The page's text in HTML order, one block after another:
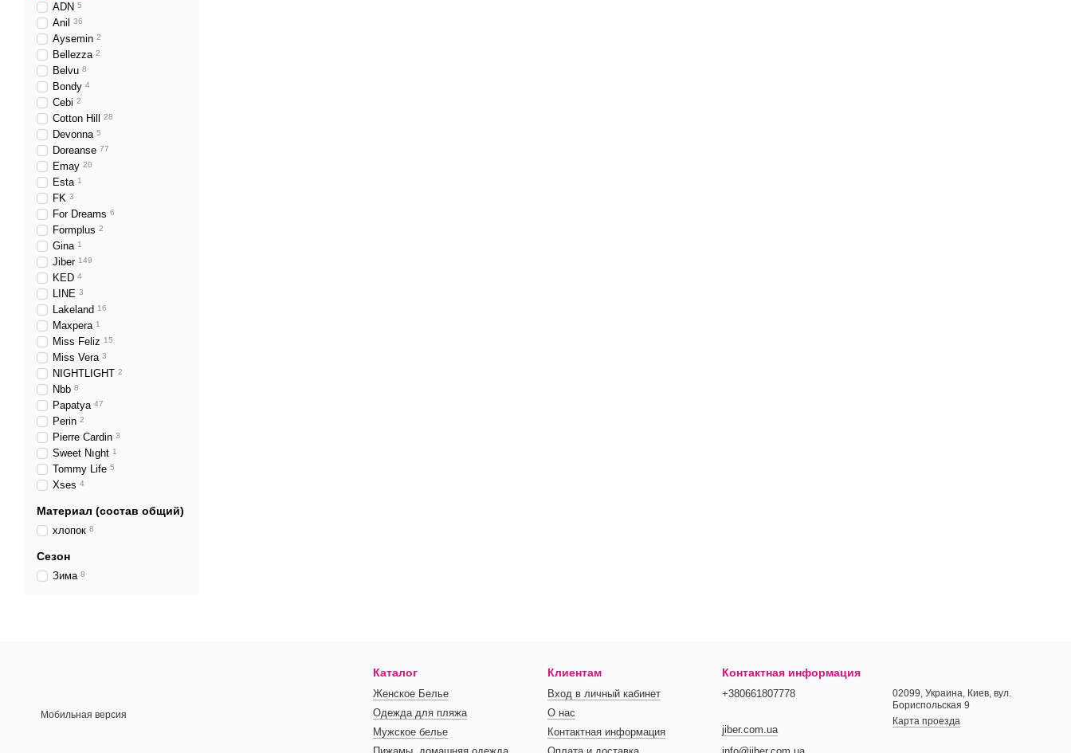
ADN 5
Anil 36
Aysemin 2
Bellezza 2
Belvu 8
Bondy 4
Cebi 2
Cotton Hill 28
Devonna 5
Doreanse 77
Emay 20
Esta 1
FK 3
For Dreams 6
Formplus 2
Gina 1
Jiber 149
KED 4
LINE 3
Lakeland 16
Maxpera 1
Miss Feliz 15
Miss Vera 3
NIGHTLIGHT 2
Nbb 8
Papatya 47
Perin 2
Pierre Cardin 3
Sweet Nıght 1
Tommy Life 5
Xses 4
Материал (состав общий)
хлопок 8
Сезон
Зима 8
Мобильная версия
Каталог
Женское Белье
Одежда для пляжа
Мужское белье
Клиентам
Вход в личный кабинет
О нас
Контактная информация
Контактная информация
+380661807778
jiber.com.ua
02099, Украина, Киев, вул.
Бориспольская 9
Карта проезда